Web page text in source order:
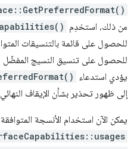
من ذلك، استخدِم
للحصول على قائمة بالتنسيقات
للحصول على تنسيق النسيج المفضّل
يؤدي استدعاء
إلى ظهور تحذير بشأن الإيقاف
يمكن الآن استخدام الأنسجة